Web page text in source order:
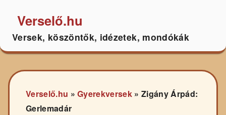
Verselő.hu
Versek, köszöntők, idézetek, mondókák
Verselő.hu »Gyerekversek » Zigány Árpád:
Gerlemadár